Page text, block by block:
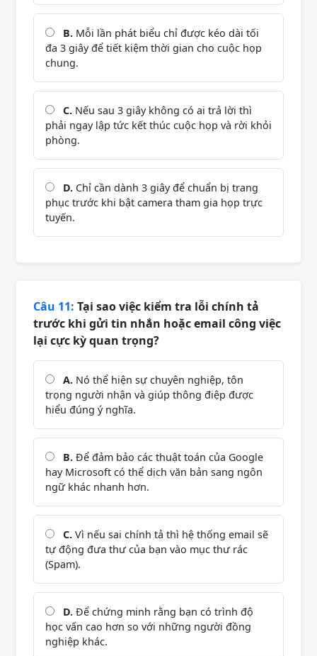
B. Mỗi lần phát biểu chỉ được kéo dài tối
đa 3 giây để tiết kiệm thời gian cho cuộc họp
chung.
C. Nếu sau 3 giây không có ai trả lời thì
phải ngay lập tức kết thúc cuộc họp và rời khỏi
phòng.
D. Chỉ cần dành 3 giây để chuẩn bị trang
phục trước khi bật camera tham gia họp trực
tuyến.
Câu 11: Tại sao việc kiểm tra lỗi chính tả
trước khi gửi tin nhắn hoặc email công việc
lại cực kỳ quan trọng?
A. Nó thể hiện sự chuyên nghiệp, tôn
trọng người nhận và giúp thông điệp được
hiểu đúng ý nghĩa.
B. Để đảm bảo các thuật toán của Google
hay Microsoft có thể dịch văn bản sang ngôn
ngữ khác nhanh hơn.
C. Vì nếu sai chính tả thì hệ thống email sẽ
tự động đưa thư của bạn vào mục thư rác
(Spam).
D. Để chứng minh rằng bạn có trình độ
học vấn cao hơn so với những người đồng
nghiệp khác.